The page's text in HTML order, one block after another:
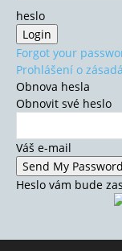
heslo
Forgot your
Prohlášení o
Obnova hesla
Obnovit své heslo
Váš e-mail
Heslo vám bude